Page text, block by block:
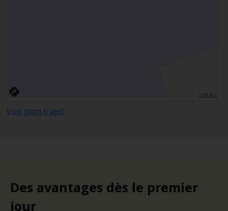
Voir mon trajet
Des avantages dès le premier
jour